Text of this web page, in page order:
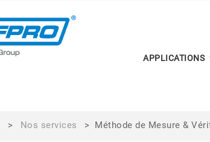
APPLICATIONS
> Nos services > Méthode de Mesure &